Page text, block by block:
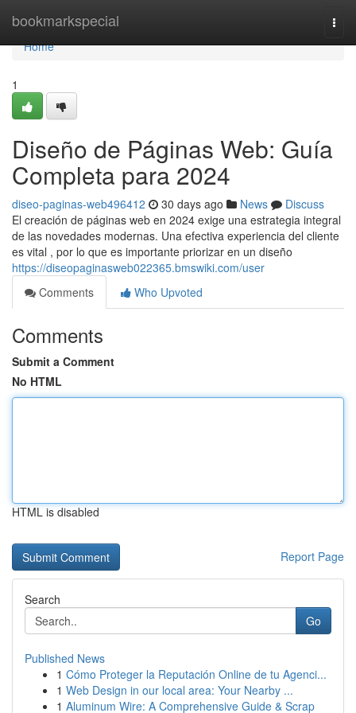
bookmarkspecial
Home
Home
1
Diseño de Páginas Web: Guía
Completa para 2024
diseo-paginas-web496412 30 days ago News
Discuss
El creación de páginas web en 2024 exige una estrategia integral
de las novedades modernas. Una efectiva experiencia del cliente
es vital , por lo que es importante priorizar en un diseño
https://diseopaginasweb022365.bmswiki.com/user
Comments
Who Upvoted
Comments
Submit a Comment
No HTML
HTML is disabled
Report Page
Search
Go
Published News
1 Cómo Proteger la Reputación Online de tu Agenci...
1 Web Design in our local area: Your Nearby ...
1 Aluminum Wire: A Comprehensive Guide & Scrap